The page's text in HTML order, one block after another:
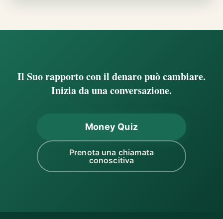
Il Suo rapporto con il denaro può cambiare.
Inizia da una conversazione.
Money Quiz
Prenota una chiamata
conoscitiva